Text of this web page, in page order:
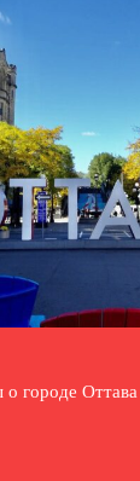
городе Оттава